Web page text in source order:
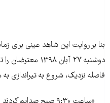
بنا بر روایت این شاهد عینی برای
دوشنبه ۲۷ آبان
فاصله نزدیک، شروع به تیراندازی